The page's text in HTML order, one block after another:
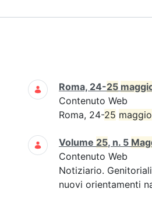
Ricerca
Roma, 24-25
Contenuto Web
Roma, 24-25 maggio
Volume 25, n. 5
Contenuto Web
Notiziario.
nuovi orientamenti